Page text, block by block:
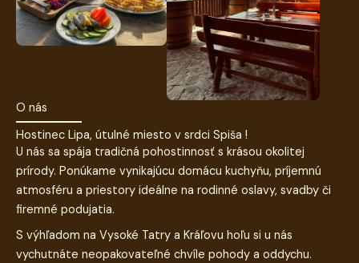
O nás
Hostinec Lipa, útulné miesto v srdci Spiša !
U nás sa spája tradičná pohostinnosť s krásou okolitej
prírody. Ponúkame vynikajúcu domácu kuchyňu, príjemnú
atmosféru a priestory ideálne na rodinné oslavy, svadby či
firemné podujatia.
S výhľadom na Vysoké Tatry a Kráľovu hoľu si u nás
vychutnáte neopakovateľné chvíle pohody a oddychu.